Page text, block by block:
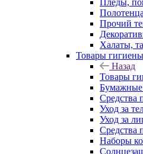
Пледы,
Полотенца
Прочий
Халаты,
Товары гигиены
Назад
Товары
Бумажные
Средства
Уход за
Уход за
Средства
Наборы